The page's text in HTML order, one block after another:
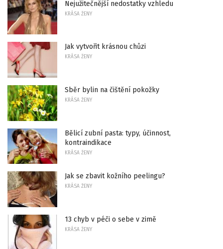
Nejužitečnější nedostatky vzhledu
KRÁSA ŽENY
Jak vytvořit krásnou chůzi
KRÁSA ŽENY
Sběr bylin na čištění pokožky
KRÁSA ŽENY
Bělicí zubní pasta: typy, účinnost,
kontraindikace
KRÁSA ŽENY
Jak se zbavit kožního peelingu?
KRÁSA ŽENY
13 chyb v péči o sebe v zimě
KRÁSA ŽENY